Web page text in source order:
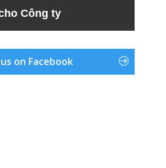
Công ty
on Facebook